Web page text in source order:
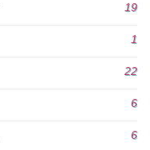
19
1
22
6
6